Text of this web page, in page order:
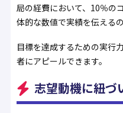
局の経費において、10％の
体的な数値で実績を伝える
目標を達成するための実行
者にアピールできます。
志望動機に紐づ